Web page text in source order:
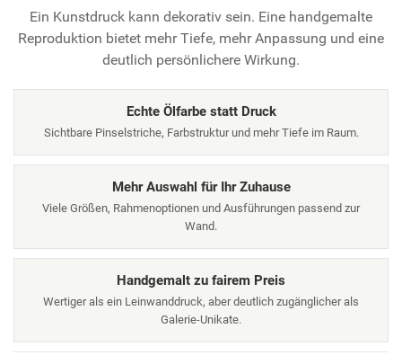
Ein Kunstdruck kann dekorativ sein. Eine handgemalte
Reproduktion bietet mehr Tiefe, mehr Anpassung und eine
deutlich persönlichere Wirkung.
Echte Ölfarbe statt Druck
Sichtbare Pinselstriche, Farbstruktur und mehr Tiefe im Raum.
Mehr Auswahl für Ihr Zuhause
Viele Größen, Rahmenoptionen und Ausführungen passend zur
Wand.
Handgemalt zu fairem Preis
Wertiger als ein Leinwanddruck, aber deutlich zugänglicher als
Galerie-Unikate.